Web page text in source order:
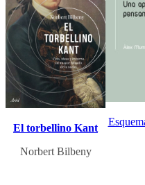
El torbellino Kant
Norbert Bilbeny